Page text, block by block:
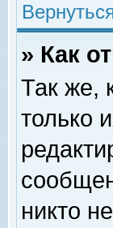
» Как
Так же,
только
никто